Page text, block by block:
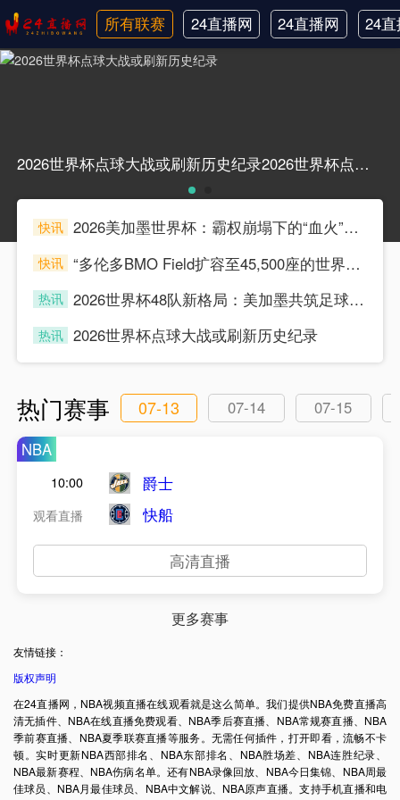
所有联赛
24直播网
日职联
24直播网
中甲
24
韩
2026世界杯点球大战或刷新历史纪录2026世界杯点球大战或刷新历史纪录
快讯
2026美加墨世界杯：霸权崩塌下的“血火”狂欢
快讯
“多伦多BMO Field扩容至45,500座的世界杯声场适配性仿真分析（2026）”
热讯
2026世界杯48队新格局：美加墨共筑足球盛宴，北美势力版图全面重构
热讯 2026世界杯点球大战或刷新历史纪录
热门赛事 07-13 07-14
07-15
NBA
10:00
观看直播
爵士
快船
高清直播
更多赛事
友情链接：
版权声明
在24直播网，NBA视频直播在线观看就是这么简单。我们提供NBA免费直播高
清无插件、NBA在线直播免费观看、NBA季后赛直播、NBA常规赛直播、NBA
季前赛直播、NBA夏季联赛直播等服务。无需任何插件，打开即看，流畅不卡
顿。实时更新NBA西部排名、NBA东部排名、NBA胜场差、NBA连胜纪录、
NBA最新赛程、NBA伤病名单。还有NBA录像回放、NBA今日集锦、NBA周最
佳球员、NBA月最佳球员、NBA中文解说、NBA原声直播。支持手机直播和电